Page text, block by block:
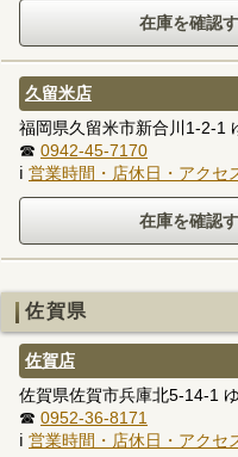
久留米店
福岡県久留米市新合川1-2-1
☎ 0942-45-7170
ℹ 営業時間・店休日・アクセ
佐賀県
佐賀店
佐賀県佐賀市兵庫北5-14-1
☎ 0952-36-8171
ℹ 営業時間・店休日・アクセ